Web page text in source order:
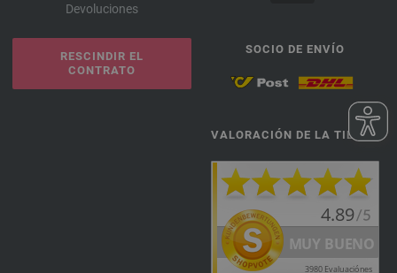
Devoluciones
RESCINDIR EL
CONTRATO
SOCIO DE ENVÍO
VALORACIÓN DE LA TIENDA